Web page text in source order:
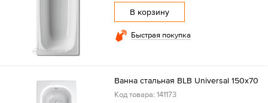
В корзину
Быстрая покупка
Ванна стальная BLB Universal 150х70
Код товара: 141173